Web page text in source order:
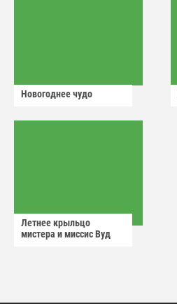
Новогоднее чудо
Летнее крыльцо
мистера и миссис Вуд